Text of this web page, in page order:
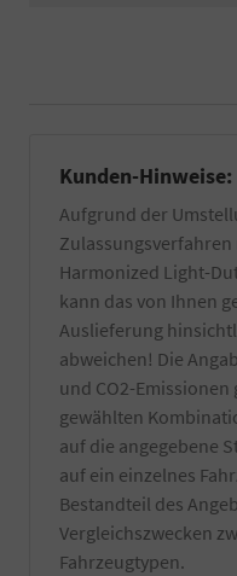
Kunden-Hinweise:
Aufgrund der
Zulassungsverfahren
Harmonized Light-
kann das von Ihnen
Auslieferung
abweichen! Die
und CO2-
gewählten
auf die angegebene
auf ein einzelnes
Bestandteil des
Vergleichszwecken
Fahrzeugtypen.